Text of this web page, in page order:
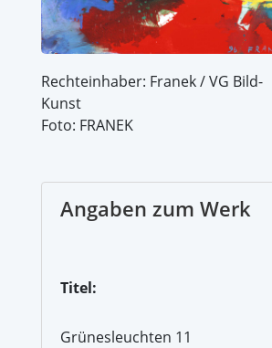
Rechteinhaber: Franek / VG Bild-
Kunst
Foto: FRANEK
Angaben zum Werk
Titel:
Grünesleuchten 11